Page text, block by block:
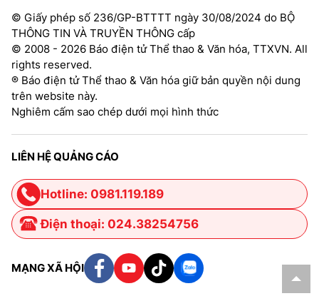
© Giấy phép số 236/GP-BTTTT ngày 30/08/2024 do BỘ
THÔNG TIN VÀ TRUYỀN THÔNG cấp
© 2008 - 2026 Báo điện tử Thể thao & Văn hóa, TTXVN. All
rights reserved.
® Báo điện tử Thể thao & Văn hóa giữ bản quyền nội dung
trên website này.
Nghiêm cấm sao chép dưới mọi hình thức
LIÊN HỆ QUẢNG CÁO
Hotline: 0981.119.189
Điện thoại: 024.38254756
MẠNG XÃ HỘI